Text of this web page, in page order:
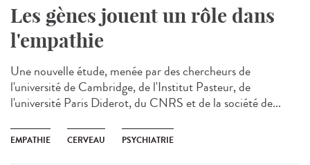
Les gènes jouent un rôle dans
l'empathie
Une nouvelle étude, menée par des chercheurs de
l'université de Cambridge, de l'Institut Pasteur, de
l'université Paris Diderot, du CNRS et de la société de...
EMPATHIE CERVEAU PSYCHIATRIE